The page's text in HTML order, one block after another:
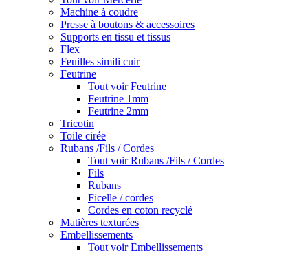
Machine à coudre
Presse à boutons & accessoires
Supports en tissu et tissus
Flex
Feuilles simili cuir
Feutrine
Tout voir Feutrine
Feutrine 1mm
Feutrine 2mm
Tricotin
Toile cirée
Rubans /Fils / Cordes
Tout voir Rubans /Fils / Cordes
Fils
Rubans
Ficelle / cordes
Cordes en coton recyclé
Matières texturées
Embellissements
Tout voir Embellissements